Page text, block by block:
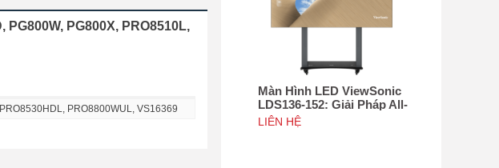
PG800X, PRO8510L,
PRO8800WUL, VS16369
Màn Hình LED ViewSonic
LDS136-152: Giải Pháp All-
in-One Di Động Hàng Đầu
LIÊN HỆ